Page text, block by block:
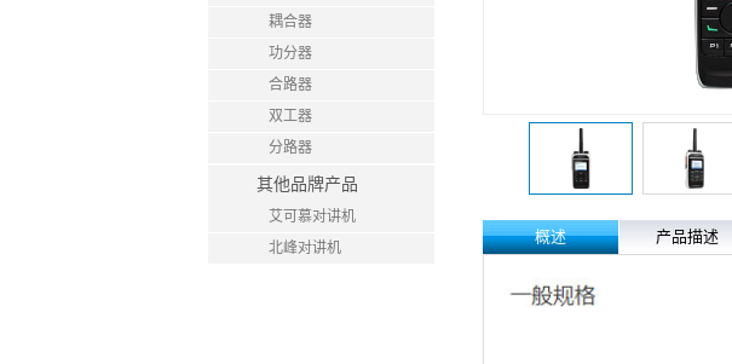
耦合器
功分器
合路器
双工器
分路器
其他品牌产品
艾可慕对讲机
北峰对讲机
概述 产品描述